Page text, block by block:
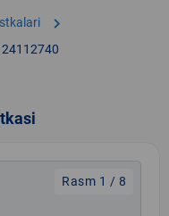
chevron_right
24112740
Rasm 1 / 8